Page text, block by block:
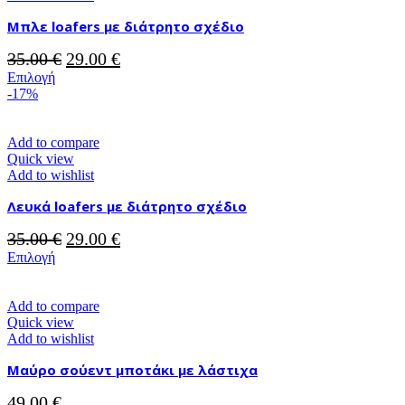
μπορούν
επιλεγούν
στη
Μπλε loafers με διάτρητο σχέδιο
35.00€ Original
29.00 €Η
ΕπιλογήΑυτό
πολλαπλές
παραλλαγές.
Οι
μπορούν
επιλεγούν
στη
προϊόντος
-17%
Add to compare
Quick view
Add to wishlist
Λευκά loafers με διάτρητο σχέδιο
35.00€ Original
35.00 €.
29.00 €Η
ΕπιλογήΑυτό
έχει
πολλαπλές
παραλλαγές.
επιλογές
Add to compare
Quick view
Add to wishlist
Μαύρο σούεντ μποτάκι με λάστιχα